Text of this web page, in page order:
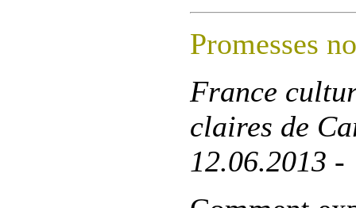
Promesses
France
claires de
12.06.2013 -